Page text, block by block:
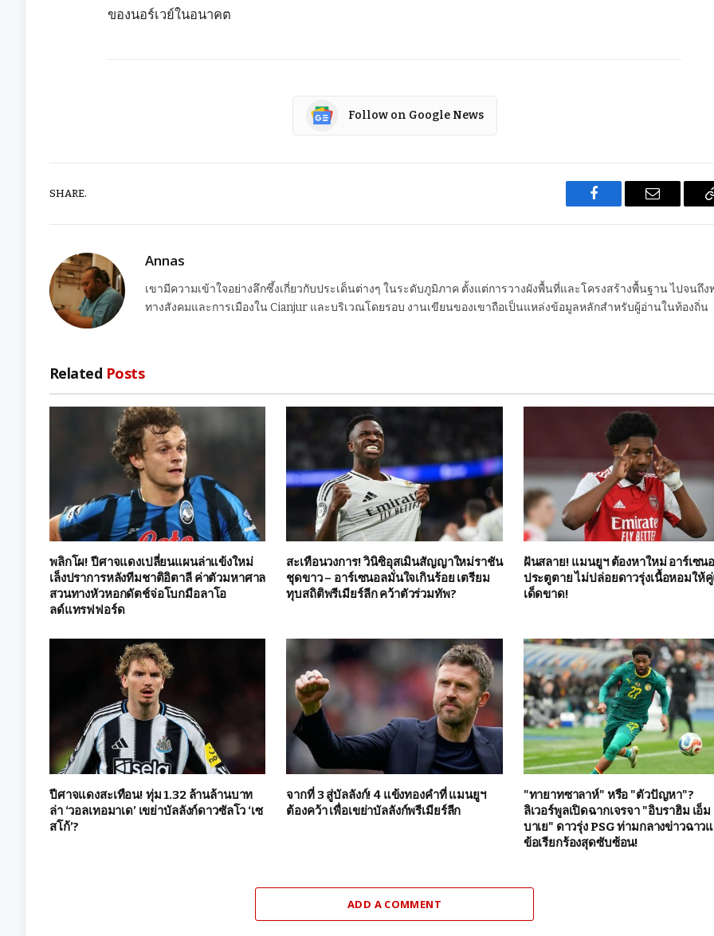
ของนอร์เวย์ในอนาคต
Follow on Google News
SHARE.
Facebook Email
Annas
เขามีความเข้าใจอย่างลึกซึ้งเกี่ยวกับประเด็นต่างๆ ในระดับภูมิภาค ตั้งแต่การวางผังพื้นที่และโครงสร้างพื้นฐาน ไปจนถึง
ทางสังคมและการเมืองใน Cianjur และบริเวณโดยรอบ งานเขียนของเขาถือเป็นแหล่งข้อมูลหลักสำหรับผู้อ่านในท้องถิ่น
Related Posts
พลิกโผ! ปีศาจแดงเปลี่ยนแผนล่าแข้งใหม่
เล็งปราการหลังทีมชาติอิตาลี ค่าตัวมหาศาล
สวนทางหัวหอกดัตช์จ่อโบกมือลาโอ
ลด์แทรฟฟอร์ด
สะเทือนวงการ! วินิซิอุสเมินสัญญาใหม่ราชัน
ชุดขาว – อาร์เซนอลมั่นใจเกินร้อย เตรียม
ทุบสถิติพรีเมียร์ลีก คว้าตัวร่วมทัพ?
ฝันสลาย! แมนยูฯ ต้องหาใหม่ อาร์เซน
ประตูตาย ไม่ปล่อยดาวรุ่งเนื้อหอมให้
เด็ดขาด!
ปีศาจแดงสะเทือน! ทุ่ม 1.32 ล้านล้านบาท
ล่า ‘วอลเทอมาเด’ เขย่าบัลลังก์ดาวซัลโว ‘เซ
สโก้’?
จากที่ 3 สู่บัลลังก์! 4 แข้งทองคำที่ แมนยูฯ
ต้องคว้า เพื่อเขย่าบัลลังก์พรีเมียร์ลีก
"ทายาทซาลาห์" หรือ "ตัวปัญหา"?
ลิเวอร์พูลเปิดฉากเจรจา "อิบราฮิม เอ็ม
บาเย" ดาวรุ่ง PSG ท่ามกลางข่าวฉาว
ข้อเรียกร้องสุดซับซ้อน!
ADD A COMMENT